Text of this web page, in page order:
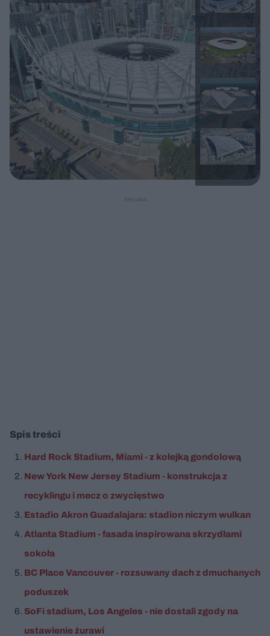
Spis treści
Hard Rock Stadium, Miami - z kolejką gondolową
New York New Jersey Stadium - konstrukcja z
recyklingu i mecz o zwycięstwo
Estadio Akron Guadalajara: stadion niczym wulkan
Atlanta Stadium - fasada inspirowana skrzydłami
sokoła
BC Place Vancouver - rozsuwany dach z dmuchanych
poduszek
SoFi stadium, Los Angeles - nie dostali zgody na
ustawienie żurawi